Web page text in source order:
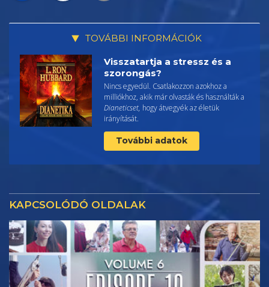
TOVÁBBI INFORMÁCIÓK
Visszatartja a stressz és a
szorongás?
Nincs egyedül. Csatlakozzon azokhoz a
milliókhoz, akik már olvasták és használták a
Dianeticset, hogy átvegyék az életük
irányítását.
További adatok
KAPCSOLÓDÓ OLDALAK